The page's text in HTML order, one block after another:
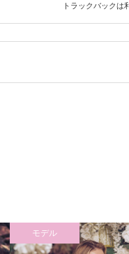
トラックバックは
モデル